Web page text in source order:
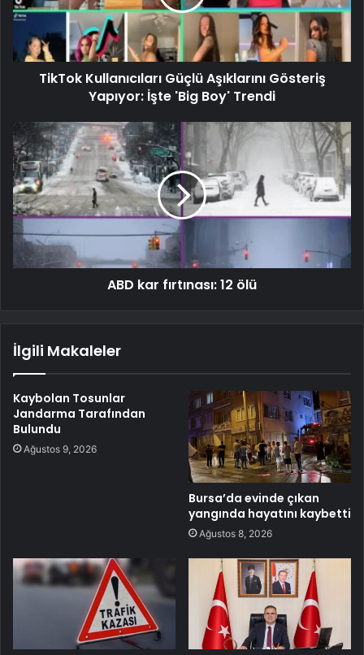
TikTok Kullanıcıları Güçlü Aşıklarını Gösteriş
Yapıyor: İşte 'Big Boy' Trendi
ABD kar fırtınası: 12 ölü
İlgili Makaleler
Kaybolan Tosunlar
Jandarma Tarafından
Bulundu
Ağustos 9, 2026
Bursa’da evinde çıkan
yangında hayatını kaybetti
Ağustos 8, 2026